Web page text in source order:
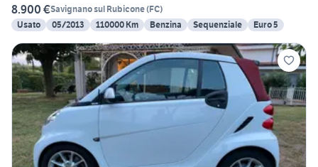
8.900 €Savignano sul Rubicone(FC)
Usato
05/2013 110000 Km Benzina Sequenziale Euro 5